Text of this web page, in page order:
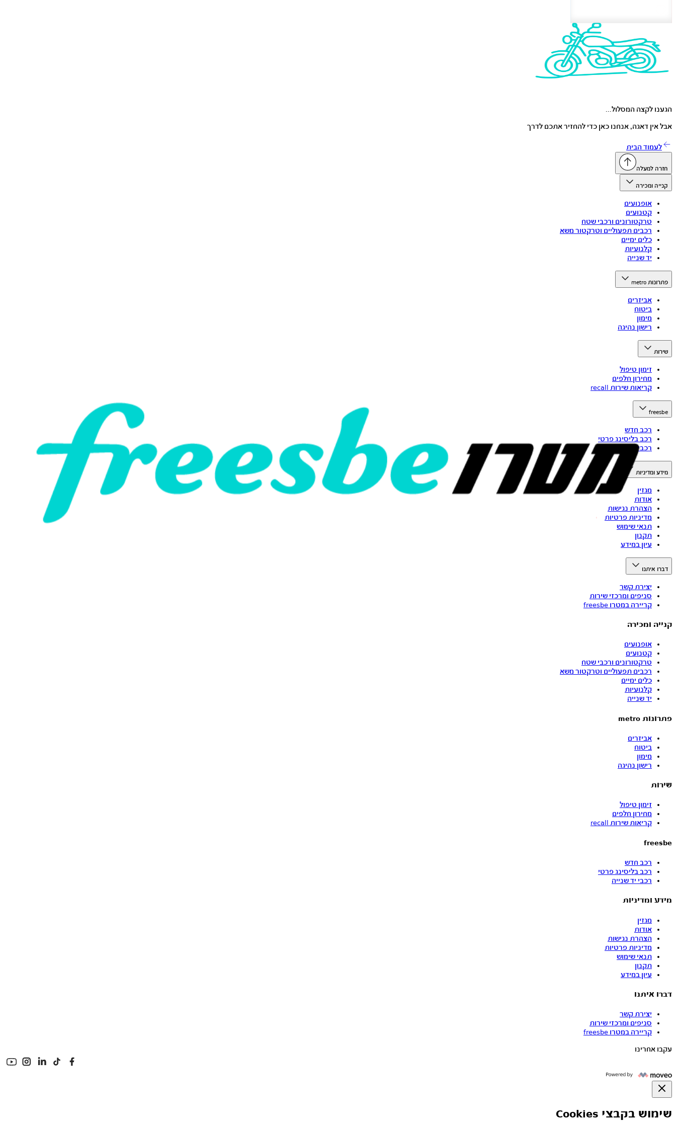
הגענו לקצה המסלול...
אבל אין דאגה, אנחנו כאן כדי להחזיר אתכם לדרך
לעמוד הבית
חזרה למעלה
קנייה ומכירה
אופנועים
קטנועים
טרקטורונים ורכבי שטח
רכבים תפעוליים וטרקטור משא
כלים ימיים
קלנועיות
יד שנייה
פתרונות metro
אביזרים
ביטוח
מימון
רישון נהיגה
שירות
זימון טיפול
מחירון חלפים
קריאות שירות recall
freesbe
רכב חדש
רכב בליסינג פרטי
רכבי יד שנייה
מידע ומדיניות
מגזין
אודות
הצהרת נגישות
מדיניות פרטיות
תנאי שימוש
תקנון
עיון במידע
דברו איתנו
יצירת קשר
סניפים ומרכזי שירות
קריירה במטרו freesbe
קנייה ומכירה
אופנועים
קטנועים
טרקטורונים ורכבי שטח
רכבים תפעוליים וטרקטור משא
כלים ימיים
קלנועיות
יד שנייה
פתרונות metro
אביזרים
ביטוח
מימון
רישון נהיגה
שירות
זימון טיפול
מחירון חלפים
קריאות שירות recall
freesbe
רכב חדש
רכב בליסינג פרטי
רכבי יד שנייה
מידע ומדיניות
מגזין
אודות
הצהרת נגישות
מדיניות פרטיות
תנאי שימוש
תקנון
עיון במידע
דברו איתנו
יצירת קשר
סניפים ומרכזי שירות
קריירה במטרו freesbe
עקבו אחרינו
שימוש בקבצי Cookies